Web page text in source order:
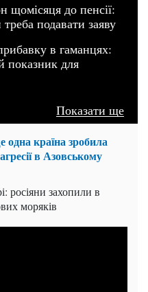
до пенсії:
подавати заяву
в гаманцях:
для
Показати ще
одна країна зробила
в Азовському
росіяни захопили в
моряків